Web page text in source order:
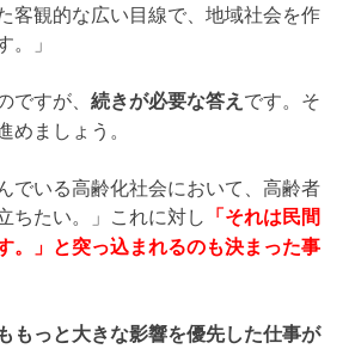
客観的な広い目線で、地域社会を作
。」
ですが、 続きが必要な答え です。そ
めましょう。
でいる高齢化社会において、高齢者
ちたい。」これに対し 「それは民間
。」と突っ込まれるのも決まった事
もっと大きな影響を優先した仕事が